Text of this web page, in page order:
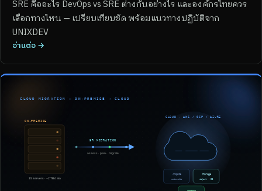
SRE คืออะไร DevOps vs SRE ต่างกันอย่างไร และองค์กรไทยควร
เลือกทางไหน — เปรียบเทียบชัด พร้อมแนวทางปฏิบัติจาก
UNIXDEV
อ่านต่อ →